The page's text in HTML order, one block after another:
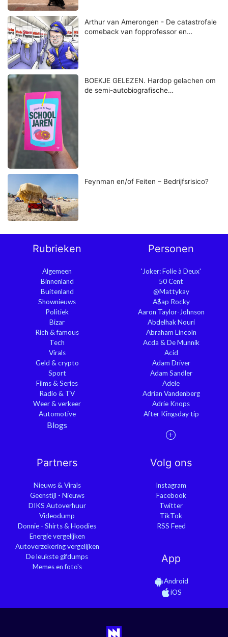
Arthur van Amerongen - De catastrofale
comeback van fopprofessor en…
BOEKJE GELEZEN. Hardop gelachen om
de semi-autobiografische…
Feynman en/of Feiten – Bedrijfsrisico?
Rubrieken
Algemeen
Binnenland
Buitenland
Shownieuws
Politiek
Bizar
Rich & famous
Tech
Virals
Geld & crypto
Sport
Films & Series
Radio & TV
Weer & verkeer
Automotive
Blogs
Personen
'Joker: Folie à Deux'
50 Cent
@Mattykay
A$ap Rocky
Aaron Taylor-Johnson
Abdelhak Nouri
Abraham Lincoln
Acda & De Munnik
Acid
Adam Driver
Adam Sandler
Adele
Adrian Vandenberg
Adrie Knops
After Kingsday tip
Partners
Nieuws & Virals
Geenstijl - Nieuws
DIKS Autoverhuur
Videodump
Donnie - Shirts & Hoodies
Energie vergelijken
Autoverzekering vergelijken
De leukste gifdumps
Memes en foto's
Volg ons
Instagram
Facebook
Twitter
TikTok
RSS Feed
App
Android
iOS